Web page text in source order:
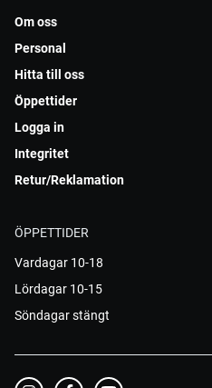
Om oss
Personal
Hitta till oss
Öppettider
Logga in
Integritet
Retur/Reklamation
ÖPPETTIDER
Vardagar 10-18
Lördagar 10-15
Söndagar stängt